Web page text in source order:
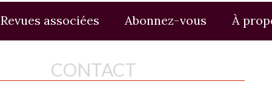
Revues associées Abonnez-vous À
CONTACT